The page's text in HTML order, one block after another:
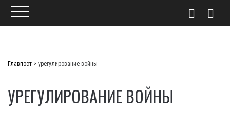
Главпост > урегулирование войны
УРЕГУЛИРОВАНИЕ ВОЙНЫ